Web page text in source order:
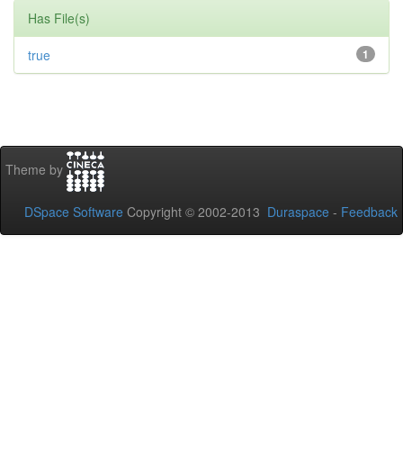
Has File(s)
1
true
Theme by
DSpace Software Copyright © 2002-2013 Duraspace - Feedback